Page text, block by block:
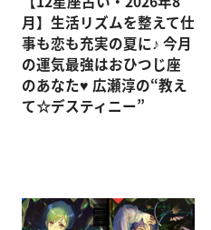
月】生活リズムを整えて仕
事も恋も充実の夏に♪ 今月
の運気最強はおひつじ座
のあなた♥ 広瀬淳の“教え
て☆デスティニー”